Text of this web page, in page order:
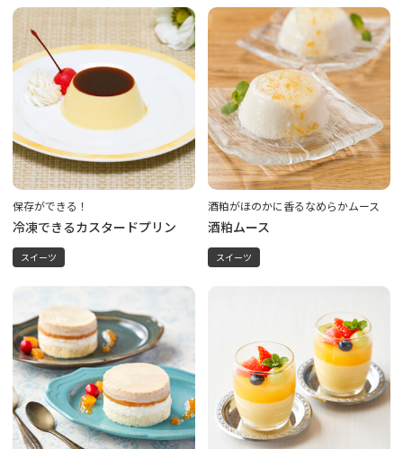
保存ができる！
冷凍できるカスタードプリン
スイーツ
酒粕がほのかに香るなめらかムース
酒粕ムース
スイーツ